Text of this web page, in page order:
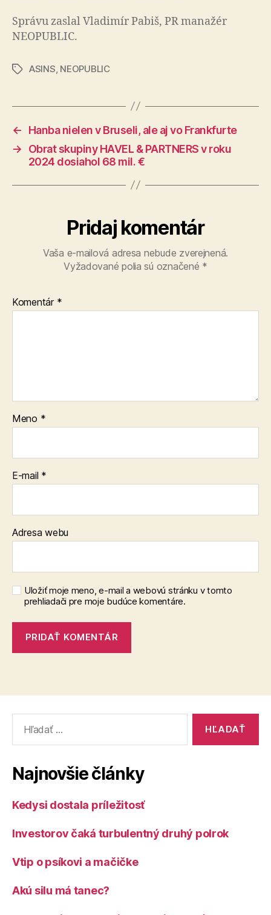
Správu zaslal Vladimír Pabiš, PR manažér
NEOPUBLIC.
ZnačkyASINS NEOPUBLIC
←
Hanba nielen v Bruseli, ale aj vo Frankfurte
→
Obrat skupiny HAVEL & PARTNERS v roku
2024 dosiahol 68 mil. €
Pridaj komentár
Vaša e-mailová adresa nebude zverejnená.
Vyžadované polia sú označené *
Komentár *
Meno *
E-mail *
Adresa webu
Uložiť moje meno, e-mail a webovú stránku v tomto
prehliadači pre moje budúce komentáre.
Najnovšie články
Kedysi dostala príležitosť
Investorov čaká turbulentný druhý polrok
Vtip o psíkovi a mačičke
Akú silu má tanec?